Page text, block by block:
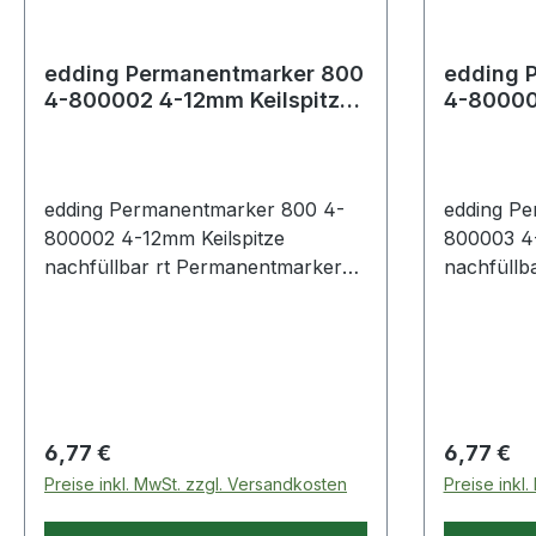
edding Permanentmarker 800
4-800002 4-12mm Keilspitze
edding Permanentmarker 800 4-
800002 4-12mm Keilspitze
nachfüllbar rt Permanentmarker
Regulärer Preis:
6,77 €
Preise inkl. MwSt. zzgl. Versandkosten
edding
4-
edding
800003
Regulärer
6,77 €
Preise inkl.